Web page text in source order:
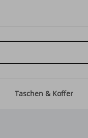
Taschen & Koffer